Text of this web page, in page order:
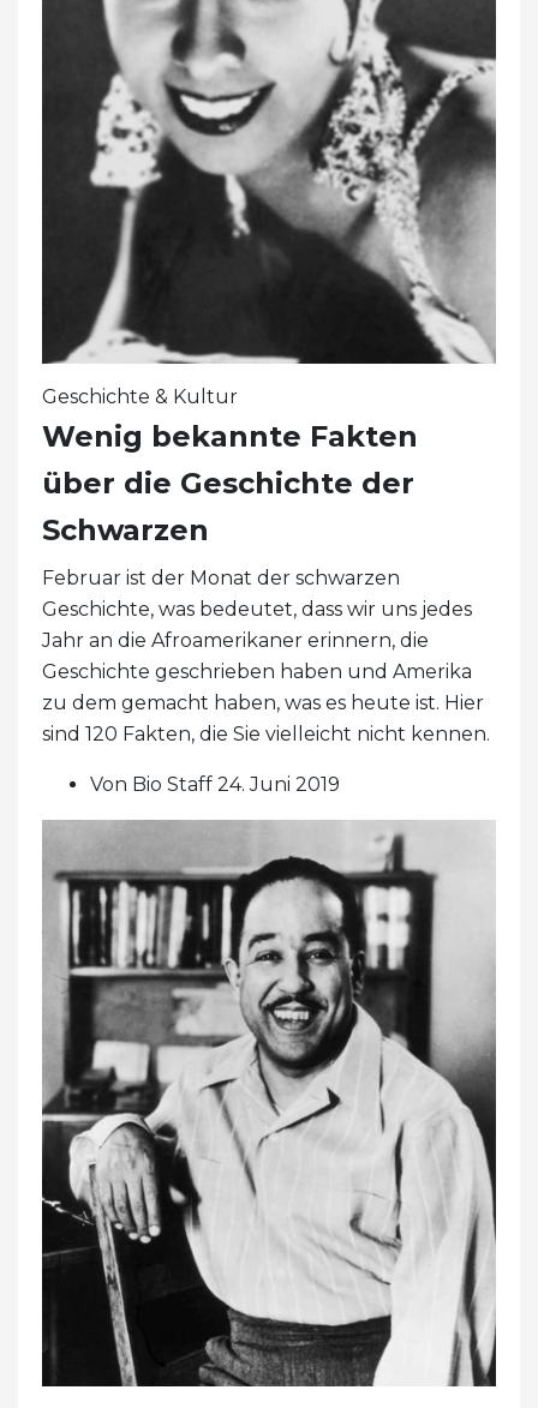
Geschichte & Kultur
Wenig bekannte Fakten
über die Geschichte der
Schwarzen
Februar ist der Monat der schwarzen
Geschichte, was bedeutet, dass wir uns jedes
Jahr an die Afroamerikaner erinnern, die
Geschichte geschrieben haben und Amerika
zu dem gemacht haben, was es heute ist. Hier
sind 120 Fakten, die Sie vielleicht nicht kennen.
Von Bio Staff 24. Juni 2019